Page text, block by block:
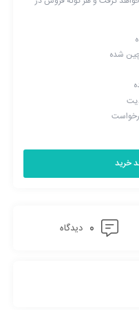
شده
خرید
0 دیدگاه